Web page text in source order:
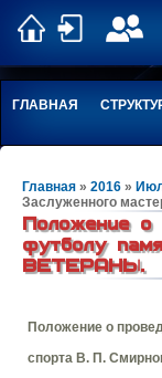
ГЛАВНАЯ
Главная » 2016 »
Заслуженного
Положение о
футболу
ВЕТЕРАНЫ.
Положение о
спорта В. П.